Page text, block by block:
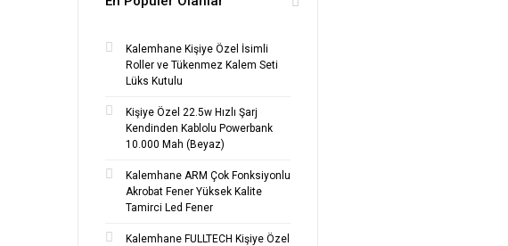
Kalemhane Kişiye Özel İsimli
Roller ve Tükenmez Kalem Seti
Lüks Kutulu
Kişiye Özel 22.5w Hızlı Şarj
Kendinden Kablolu Powerbank
10.000 Mah (Beyaz)
Kalemhane ARM Çok Fonksiyonlu
Akrobat Fener Yüksek Kalite
Tamirci Led Fener
Kalemhane FULLTECH Kişiye Özel